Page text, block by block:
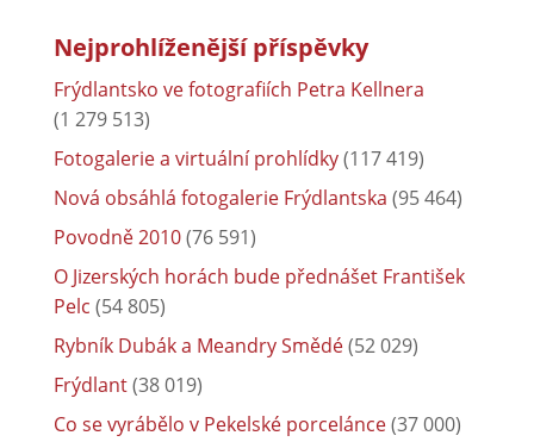
Nejprohlíženější příspěvky
Frýdlantsko ve fotografiích Petra Kellnera
(1 279 513)
Fotogalerie a virtuální prohlídky(117 419)
Nová obsáhlá fotogalerie Frýdlantska (95 464)
Povodně 2010(76 591)
O Jizerských horách bude přednášet František
Pelc (54 805)
Rybník Dubák a Meandry Smědé(52 029)
Frýdlant(38 019)
Co se vyrábělo v Pekelské porcelánce(37 000)